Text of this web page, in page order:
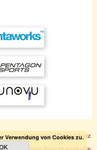
Impressum|Datenschutz
Verwendung von Cookies zu.